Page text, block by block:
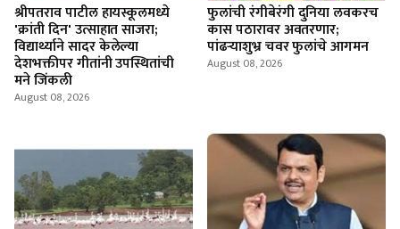
श्रीपतराव पाटील हायस्कूलमध्ये
'क्रांती दिन' उत्साहात साजरा;
विद्यार्थ्याने सादर केलेल्या
देशभक्तीपर गीतांनी उपस्थितांची
मने जिंकली
August 08, 2026
फुलांची रंगीबेरंगी दुनिया लवकरच
कास पठारावर अवतरणार;
पांढऱ्याशुभ्र चवर फुलांचे आगमन
August 08, 2026